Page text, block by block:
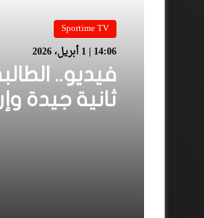
Sportime TV
14:06 | 1 أبريل، 2026
فيديو..
ثانية جيدة